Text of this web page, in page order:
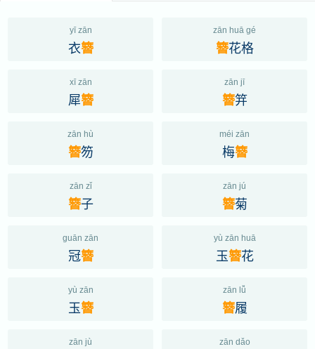
yī zān
衣簪
zān huā gé
簪花格
xī zān
犀簪
zān jī
簪笄
zān hù
簪笏
méi zān
梅簪
zān zǐ
簪子
zān jú
簪菊
guān zān
冠簪
yù zān huā
玉簪花
yù zān
玉簪
zān lǚ
簪履
zān jù zān dǎo